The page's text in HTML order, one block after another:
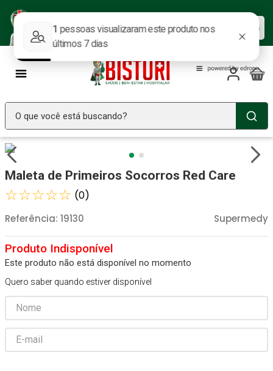
ofertas.
Baixar agora
O que você está buscando?
Maleta de Primeiros Socorros Red Care
☆☆☆☆☆ (0)
Supermedy
Referência: 19130
Este produto não está disponível no momento
Quero saber quando estiver disponível
5º Absorvente Geriatrico
Estetoscopio Littmann
7º Aparelho Pressão
8º
9º